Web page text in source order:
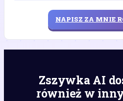
NAPISZ ZA MNIE
Zszywka AI
również w